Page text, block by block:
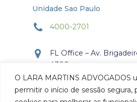
O LARA MARTINS ADVOGADOS
permitir o início de sessão segura,
Unidade Sao Paulo
4000-2701
FL Office – Av.
4300
Torre Office – Sala 804
Itaim Bibi, São Paulo,
CEP: 04.538-132